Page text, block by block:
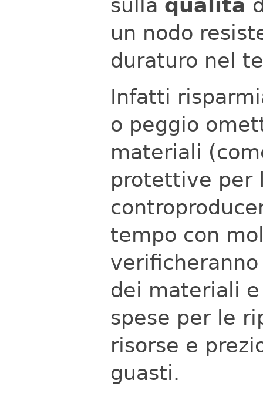
sulla qualità
un nodo
duraturo nel
Infatti
o peggio
materiali
protettive per
tempo con
dei materiali
spese per le
risorse e
guasti.